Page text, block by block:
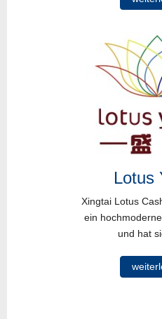
Lotus
Xingtai Lotus
ein
und hat